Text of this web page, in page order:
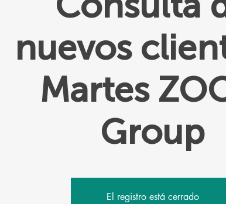
nuevos
Martes
Group
El registro está cerrado